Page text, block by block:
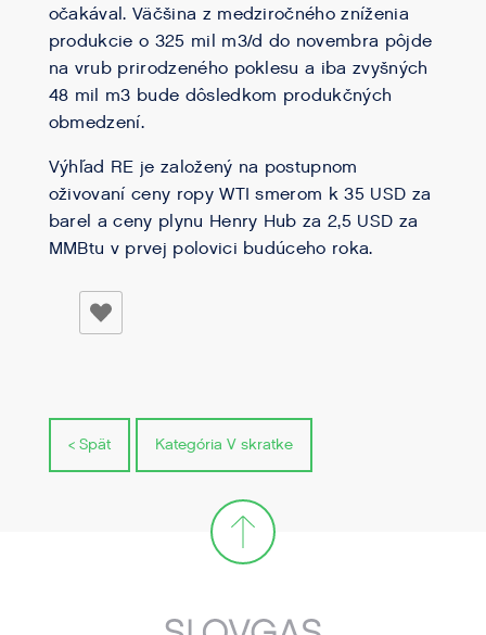
očakával. Väčšina z medziročného zníženia
produkcie o 325 mil m3/d do novembra pôjde
na vrub prirodzeného poklesu a iba zvyšných
48 mil m3 bude dôsledkom produkčných
obmedzení.
Výhľad RE je založený na postupnom
oživovaní ceny ropy WTI smerom k 35 USD za
barel a ceny plynu Henry Hub za 2,5 USD za
MMBtu v prvej polovici budúceho roka.
< Spät Kategória V skratke